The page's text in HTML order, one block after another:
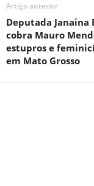
Artigo anterior
Deputada Janaina
cobra Mauro
estupros e
em Mato Grosso